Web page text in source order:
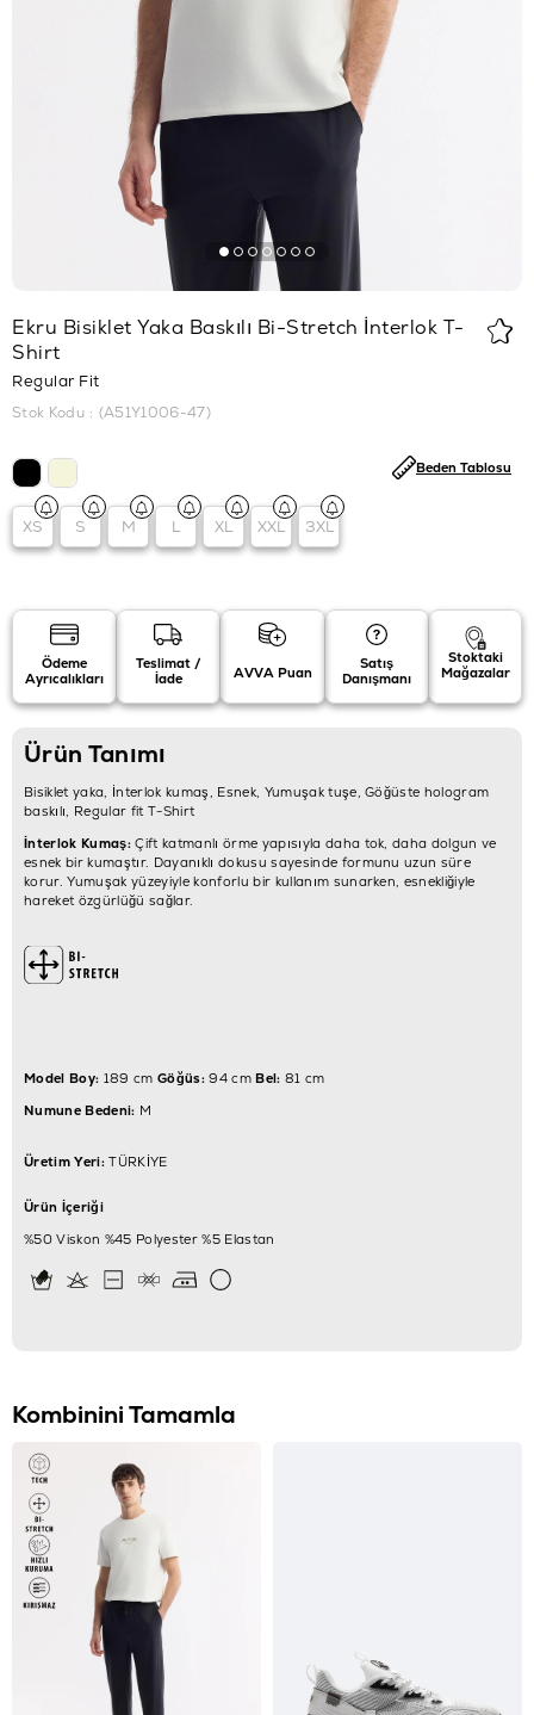
Ekru Bisiklet Yaka Baskılı Bi-Stretch İnterlok T-
Shirt
Regular Fit
Stok Kodu (A51Y1006-47)
XS S M L XL XXL 3XL
Beden Tablosu
Ödeme
Ayrıcalıkları
Teslimat /
İade
AVVA Puan
Satış
Danışmanı
Stoktaki
Mağazalar
Ürün Tanımı
Bisiklet yaka, İnterlok kumaş, Esnek, Yumuşak tuşe, Göğüste hologram
baskılı, Regular fit T-Shirt
İnterlok Kumaş:Çift katmanlı örme yapısıyla daha tok, daha dolgun ve
esnek bir kumaştır. Dayanıklı dokusu sayesinde formunu uzun süre
korur. Yumuşak yüzeyiyle konforlu bir kullanım sunarken, esnekliğiyle
hareket özgürlüğü sağlar.
Model Boy: 189 cm Göğüs:94 cmBel: 81 cm
Numune Bedeni: M
Üretim Yeri:TÜRKİYE
Ürün İçeriği
%50 Viskon %45 Polyester %5 Elastan
Kombinini Tamamla